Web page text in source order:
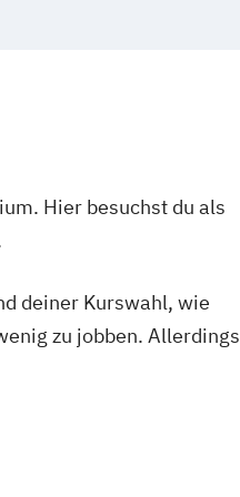
Hier besuchst du als
deiner Kurswahl, wie
zu jobben. Allerdings